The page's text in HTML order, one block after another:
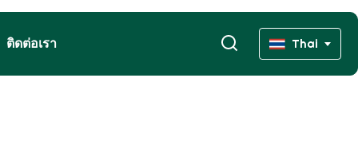
ติดต่อเรา Thai